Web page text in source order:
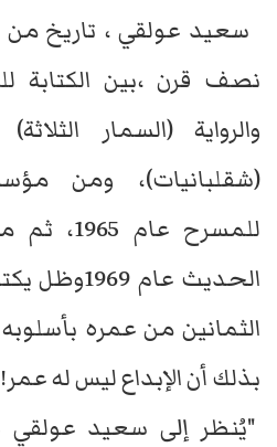
سعيد عولقي ، تاريخ من
نصف قرن ،بين الكتابة
والرواية (السمار
(شقلبانيات)، ومن
للمسرح
الحديث
الثمانين من عمره
بذلك أن الإبداع ليس له
"يُنظر إلى سعيد عولقي